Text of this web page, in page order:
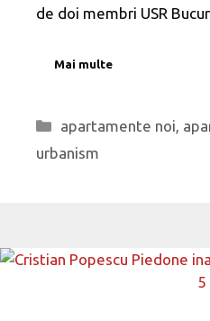
de doi membri USR
Mai multe
Categorii
apartamente noi,
urbanism